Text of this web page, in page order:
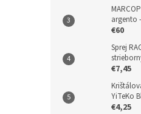
argento
€60
Sprej
€7,45
YiTeKo
€4,25